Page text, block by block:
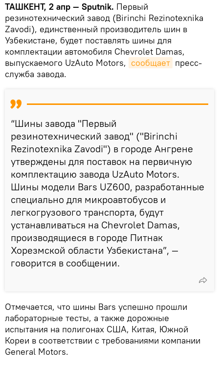
ТАШКЕНТ, 2 апр — Sputnik. Первый
резинотехнический завод (Birinchi Rezinotexnika
Zavodi), единственный производитель шин в
Узбекистане, будет поставлять шины для
комплектации автомобиля Chevrolet Damas,
выпускаемого UzAuto Motors, сообщает пресс-
служба завода.
“Шины завода "Первый
резинотехнический завод" ("Birinchi
Rezinotexnika Zavodi") в городе Ангрене
утверждены для поставок на первичную
комплектацию завода UzAuto Motors.
Шины модели Bars UZ600, разработанные
специально для микроавтобусов и
легкогрузового транспорта, будут
устанавливаться на Chevrolet Damas,
производящиеся в городе Питнак
Хорезмской области Узбекистана”, —
говорится в сообщении.
Отмечается, что шины Bars успешно прошли
лабораторные тесты, а также дорожные
испытания на полигонах США, Китая, Южной
Кореи в соответствии с требованиями компании
General Motors.